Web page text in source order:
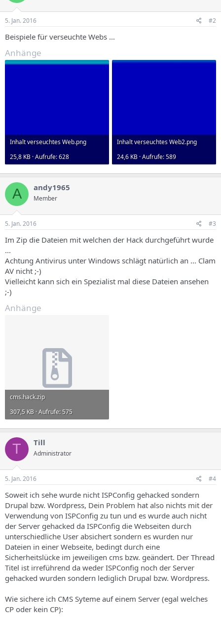
5. Jan. 2016 #2
Beispiele für verseuchte Webs ...
Anhänge
Inhalt verseuchtes Web.png
25,8 KB · Aufrufe: 628
Inhalt verseuchtes Web2.png
24,6 KB · Aufrufe: 589
A andy1965
Member
5. Jan. 2016 #3
Im Zip die Dateien mit welchen der Hack durchgeführt wurde
...
Achtung Antivirus unter Windows schlägt natürlich an ... Clam
AV nicht ;-)
Vielleicht kann sich ein Spezialist mal diese Dateien ansehen
;-)
Anhänge
cms.hack.zip
307,5 KB · Aufrufe: 575
T Till
Administrator
5. Jan. 2016 #4
Soweit ich sehe wurde nicht ISPConfig gehacked sondern
Drupal bzw. Wordpress, Dein Problem hat also nichts mit der
Verwendung von ISPConfig zu tun und es wurde auch nicht
der Server gehacked da ISPConfig die Webseiten durch
unterschiedliche User absichert sondern es wurden nur
Dateien in einer Webseite, bedingt durch eine
Sicherheitslücke im jeweiligen cms bzw. geändert. Der Thread
Titel ist irreführend da weder ISPConfig noch der Server
gehacked wurden sondern lediglich Drupal bzw. Wordpress.
Wie sichere ich CMS Syteme auf einem Server (egal welches
CP oder kein CP):